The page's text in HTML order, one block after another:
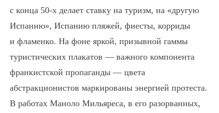
с конца 50-х делает ставку на туризм, на «другую
Испанию», Испанию пляжей, фиесты, корриды
и фламенко. На фоне яркой, призывной гаммы
туристических плакатов — важного компонента
франкистской пропаганды — цвета
абстракционистов маркированы энергией протеста.
В работах Маноло Мильяреса, в его разорванных,